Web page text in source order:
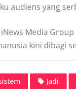
audiens yang
Media
kini dibagi
Jadi